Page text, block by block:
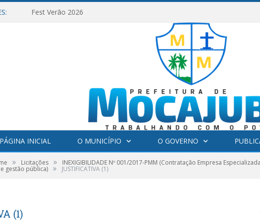
Fest Verão 2026
PÁGINA INICIAL O MUNICÍPIO O GOVERNO
» Licitações » INEXIGIBILIDADE Nº 001/2017-PMM (Contratação Empresa
gestão pública) » JUSTIFICATIVA (1)
(1)